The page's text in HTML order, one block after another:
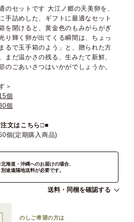
のセットです 大江ノ郷の天美卵を、
手詰めした、ギフトに最適なセット
を開けると、黄金色のもみがらがぎ
り輝く卵が出てくる瞬間は、ちょっ
るで玉手箱のよう」と、贈られた方
まだ温かさの残る、生みたて新鮮、
のごあいさつはいかがでしょうか。
＞
個
個
文はこちら□■
個(定期購入商品)
海道・沖縄へのお届けの場合、
別途遠隔地送料が必要です。
送料・同梱を確認する
のしご希望の方は